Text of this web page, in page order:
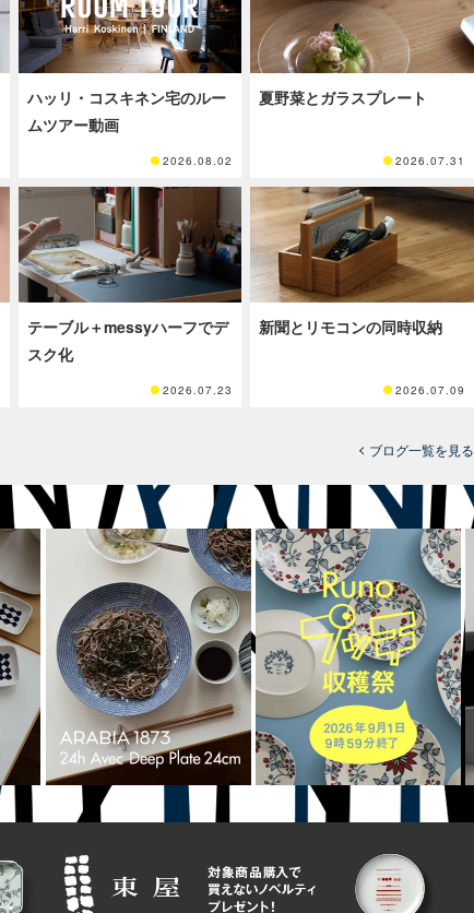
ハッリ・コスキネン宅のルー
ムツアー動画
2026.08.02
夏野菜とガラスプレート
2026.07.31
テーブル＋messyハーフでデ
スク化
2026.07.23
新聞とリモコンの同時収納
2026.07.09
ブログ一覧を見る